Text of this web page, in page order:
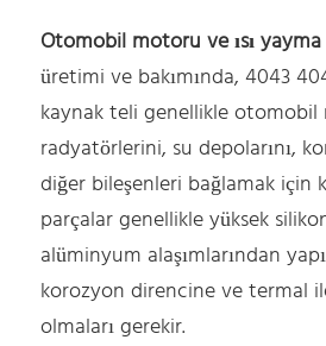
Otomobil motoru ve ısı
üretimi ve bakımında, 4043
kaynak teli genellikle
radyatörlerini, su depolarını,
diğer bileşenleri bağlamak için
parçalar genellikle yüksek
alüminyum alaşımlarından
korozyon direncine ve termal
olmaları gerekir.